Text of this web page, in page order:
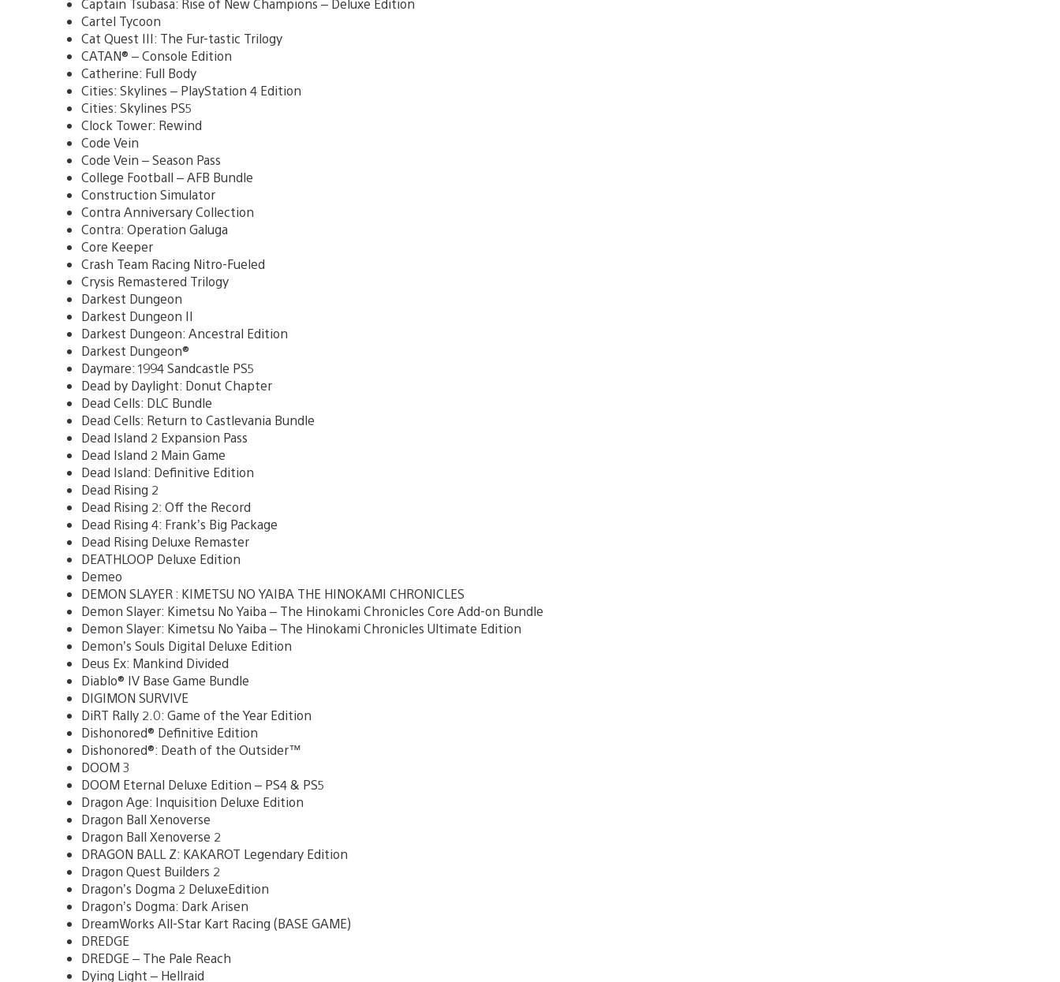
Cartel Tycoon
Cat Quest III: The Fur-tastic Trilogy
CATAN® – Console Edition
Catherine: Full Body
Cities: Skylines – PlayStation 4 Edition
Cities: Skylines PS5
Clock Tower: Rewind
Code Vein
Code Vein – Season Pass
College Football – AFB Bundle
Construction Simulator
Contra Anniversary Collection
Contra: Operation Galuga
Core Keeper
Crash Team Racing Nitro-Fueled
Crysis Remastered Trilogy
Darkest Dungeon
Darkest Dungeon II
Darkest Dungeon: Ancestral Edition
Darkest Dungeon®
Daymare: 1994 Sandcastle PS5
Dead by Daylight: Donut Chapter
Dead Cells: DLC Bundle
Dead Cells: Return to Castlevania Bundle
Dead Island 2 Expansion Pass
Dead Island 2 Main Game
Dead Island: Definitive Edition
Dead Rising 2
Dead Rising 2: Off the Record
Dead Rising 4: Frank’s Big Package
Dead Rising Deluxe Remaster
DEATHLOOP Deluxe Edition
Demeo
DEMON SLAYER : KIMETSU NO YAIBA THE HINOKAMI CHRONICLES
Demon Slayer: Kimetsu No Yaiba – The Hinokami Chronicles Core Add-on Bundle
Demon Slayer: Kimetsu No Yaiba – The Hinokami Chronicles Ultimate Edition
Demon’s Souls Digital Deluxe Edition
Deus Ex: Mankind Divided
Diablo® IV Base Game Bundle
DIGIMON SURVIVE
DiRT Rally 2.0: Game of the Year Edition
Dishonored® Definitive Edition
Dishonored®: Death of the Outsider™
DOOM 3
DOOM Eternal Deluxe Edition – PS4 & PS5
Dragon Age: Inquisition Deluxe Edition
Dragon Ball Xenoverse
Dragon Ball Xenoverse 2
DRAGON BALL Z: KAKAROT Legendary Edition
Dragon Quest Builders 2
Dragon’s Dogma 2 DeluxeEdition
Dragon’s Dogma: Dark Arisen
DreamWorks All-Star Kart Racing (BASE GAME)
DREDGE
DREDGE – The Pale Reach
Dying Light – Hellraid